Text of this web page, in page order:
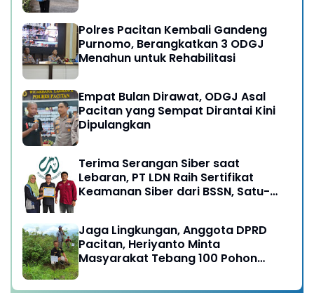
Polres Pacitan Kembali Gandeng
Purnomo, Berangkatkan 3 ODGJ
Menahun untuk Rehabilitasi
Empat Bulan Dirawat, ODGJ Asal
Pacitan yang Sempat Dirantai Kini
Dipulangkan
Terima Serangan Siber saat
Lebaran, PT LDN Raih Sertifikat
Keamanan Siber dari BSSN, Satu-
Jaga Lingkungan, Anggota DPRD
Pacitan, Heriyanto Minta
Masyarakat Tebang 100 Pohon